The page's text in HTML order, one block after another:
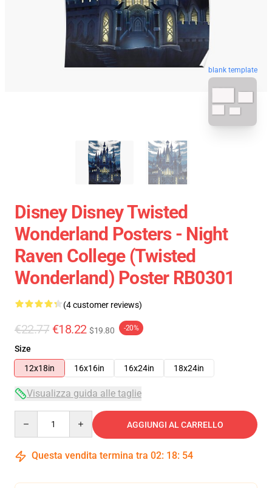
blank template
Disney Disney Twisted
Wonderland Posters - Night
Raven College (Twisted
Wonderland) Poster RB0301
(4 customer reviews)
€22.77 €18.22 $19.80 -20%
Size
12x18in
16x16in 16x24in 18x24in
Visualizza guida alle taglie
AGGIUNGI AL CARRELLO
Questa vendita termina tra 02: 18: 54